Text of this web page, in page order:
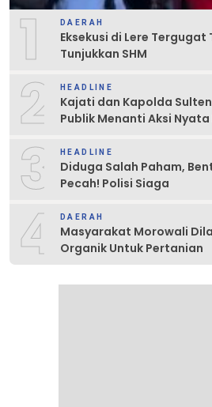
1 DAERAH
Eksekusi di Lere Tergugat
Tunjukkan SHM
2 HEADLINE
Kajati dan Kapolda
Publik Menanti Aksi
3 HEADLINE
Diduga Salah Paham,
Pecah! Polisi Siaga
4 DAERAH
Masyarakat Morowali
Organik Untuk Pertanian